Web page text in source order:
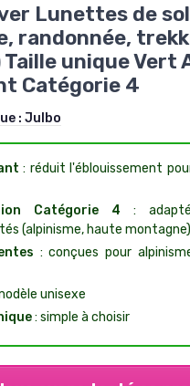
Lunettes de
randonnée,
Taille unique Vert
Catégorie 4
: Julbo
: réduit l'éblouissement
Catégorie 4 :
(alpinisme, haute montagne)
: conçues pour
unisexe
: simple à choisir